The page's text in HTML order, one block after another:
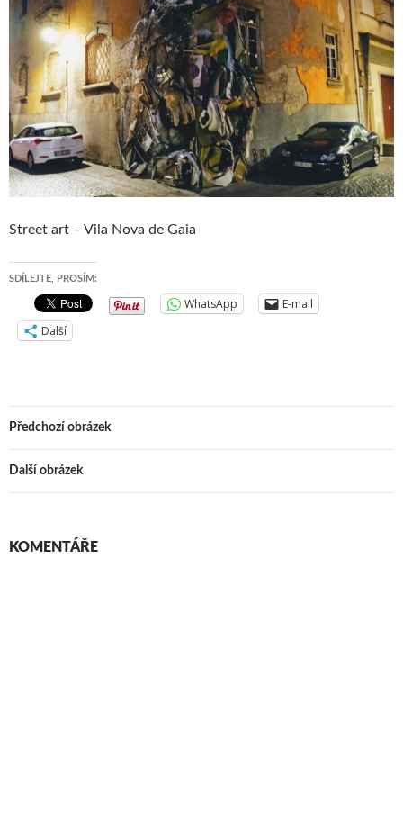
Street art – Vila Nova de Gaia
SDÍLEJTE, PROSÍM:
WhatsApp
E-mail
Další
Předchozí obrázek
Další obrázek
KOMENTÁŘE